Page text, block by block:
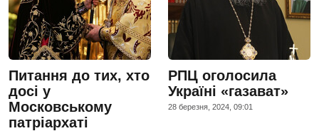
Питання до тих, хто
досі у
Московському
патріархаті
РПЦ оголосила
Україні «газават»
28 березня, 2024, 09:01